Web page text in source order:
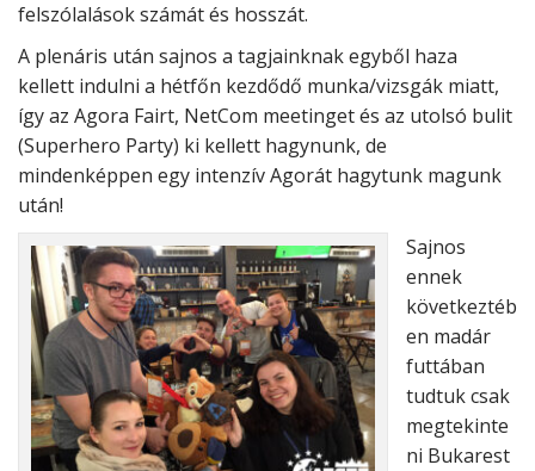
felszólalások számát és hosszát.
A plenáris után sajnos a tagjainknak egyből haza
kellett indulni a hétfőn kezdődő munka/vizsgák miatt,
így az Agora Fairt, NetCom meetinget és az utolsó bulit
(Superhero Party) ki kellett hagynunk, de
mindenképpen egy intenzív Agorát hagytunk magunk
után!
Sajnos
ennek
következtéb
en madár
futtában
tudtuk csak
megtekinte
ni Bukarest